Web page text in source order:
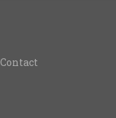
Contact